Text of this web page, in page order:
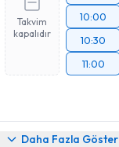
Takvim
kapalıdır
10:00
10:30
11:00
Daha Fazla Göster